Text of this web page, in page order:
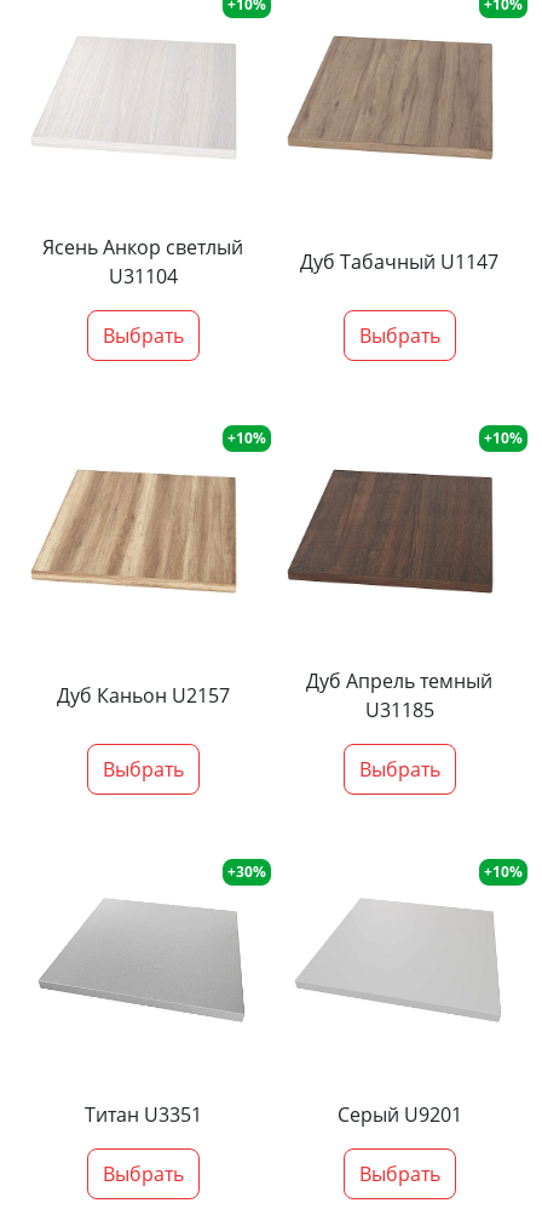
+10%
Ясень Анкор светлый
U31104
Выбрать
+10%
Дуб Табачный U1147
Выбрать
+10%
Дуб Каньон U2157
Выбрать
+10%
Дуб Апрель темный
U31185
Выбрать
+30%
Титан U3351
Выбрать
+10%
Серый U9201
Выбрать